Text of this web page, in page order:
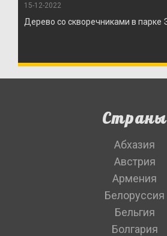
15-12-2022
Дерево со скворечниками в парке
Страны
Абхазия
Австрия
Армения
Белоруссия
Бельгия
Болгария